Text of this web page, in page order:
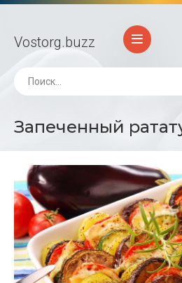
Vostorg.buzz
Запеченный